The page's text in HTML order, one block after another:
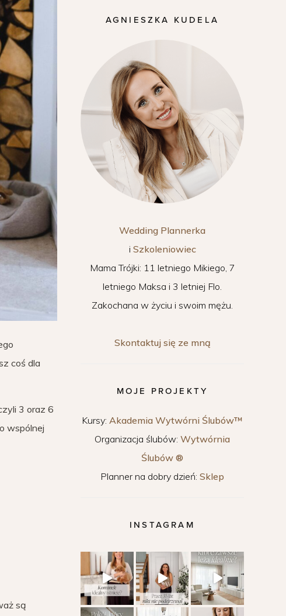
coś dla
3 oraz 6
wspólnej
są
AGNIESZKA KUDELA
Wedding Plannerka
i Szkoleniowiec
Mama Trójki: 11 letniego Mikiego, 7
letniego Maksa i 3 letniej Flo.
Zakochana w życiu i swoim mężu.
Skontaktuj się ze mną
MOJE PROJEKTY
Kursy: Akademia Wytwórni Ślubów™
Organizacja ślubów: Wytwórnia
Ślubów ®
Planner na dobry dzień: Sklep
INSTAGRAM